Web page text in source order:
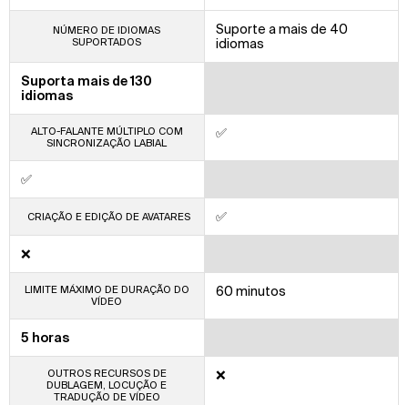
NÚMERO DE IDIOMAS
SUPORTADOS
Suporte a mais de 40
idiomas
Suporta mais de 130
idiomas
ALTO-FALANTE MÚLTIPLO COM
SINCRONIZAÇÃO LABIAL
✅
✅
CRIAÇÃO E EDIÇÃO DE AVATARES ✅
❌
LIMITE MÁXIMO DE DURAÇÃO DO
VÍDEO
60 minutos
5 horas
OUTROS RECURSOS DE
DUBLAGEM, LOCUÇÃO E
TRADUÇÃO DE VÍDEO
❌